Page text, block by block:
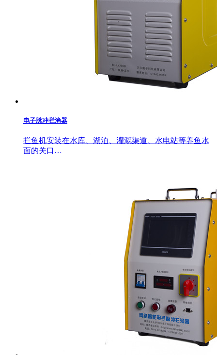
电子脉冲拦渔器
拦鱼机安装在水库、湖泊、灌溉渠道、水电站等养鱼水
面的关口…